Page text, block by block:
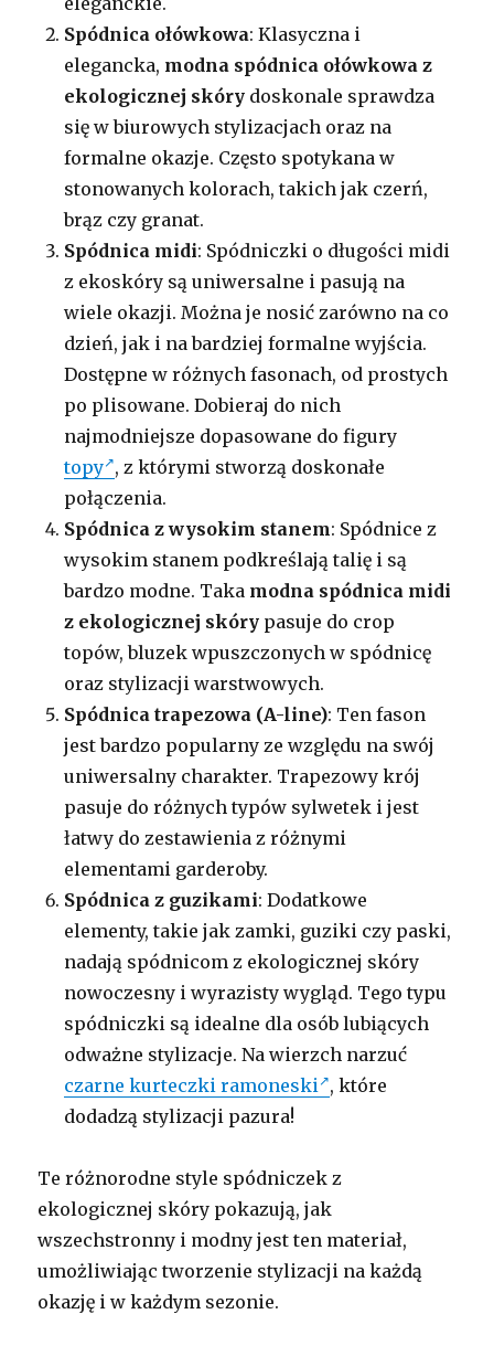
Spódnica ołówkowa: Klasyczna i
elegancka, modna spódnica ołówkowa z
ekologicznej skóry doskonale sprawdza
się w biurowych stylizacjach oraz na
formalne okazje. Często spotykana w
stonowanych kolorach, takich jak czerń,
brąz czy granat.
Spódnica midi: Spódniczki o długości midi
z ekoskóry są uniwersalne i pasują na
wiele okazji. Można je nosić zarówno na co
dzień, jak i na bardziej formalne wyjścia.
Dostępne w różnych fasonach, od prostych
po plisowane. Dobieraj do nich
najmodniejsze dopasowane do figury
topy , z którymi stworzą doskonałe
połączenia.
Spódnica z wysokim stanem: Spódnice z
wysokim stanem podkreślają talię i są
bardzo modne. Taka modna spódnica midi
z ekologicznej skóry pasuje do crop
topów, bluzek wpuszczonych w spódnicę
oraz stylizacji warstwowych.
Spódnica trapezowa (A-line): Ten fason
jest bardzo popularny ze względu na swój
uniwersalny charakter. Trapezowy krój
pasuje do różnych typów sylwetek i jest
łatwy do zestawienia z różnymi
elementami garderoby.
Spódnica z guzikami: Dodatkowe
elementy, takie jak zamki, guziki czy paski,
nadają spódnicom z ekologicznej skóry
nowoczesny i wyrazisty wygląd. Tego typu
spódniczki są idealne dla osób lubiących
odważne stylizacje. Na wierzch narzuć
czarne kurteczki ramoneski
, które
dodadzą stylizacji pazura!
Te różnorodne style spódniczek z
ekologicznej skóry pokazują, jak
wszechstronny i modny jest ten materiał,
umożliwiając tworzenie stylizacji na każdą
okazję i w każdym sezonie.